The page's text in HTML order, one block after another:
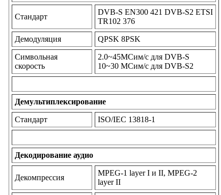
Стандарт
DVB-S EN300 421 DVB-S2 ETSI
TR102 376
Демодуляция QPSK 8PSK
Символьная
скорость
2.0~45MСим/с для DVB-S
10~30 MСим/с для DVB-S2
Демультиплексирование
Стандарт ISO/IEC 13818-1
Декодирование аудио
Декомпрессия
MPEG-1 layer I и II, MPEG-2
layer II